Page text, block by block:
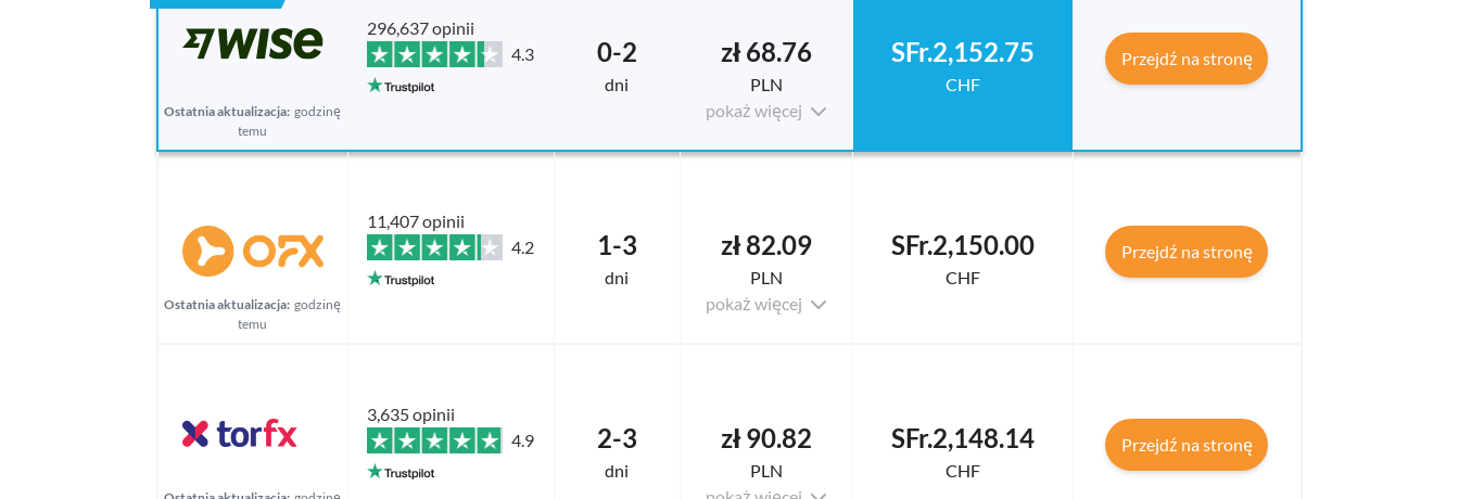
Ostatnia aktualizacja: godzinę
temu
296,637 opinii
4.3
0-2
dni
zł 68.76
PLN
pokaż więcej
SFr.2,152.75
CHF
Przejdź na stronę
Ostatnia aktualizacja: godzinę
temu
11,407 opinii
4.2
1-3
dni
zł 82.09
PLN
pokaż więcej
SFr.2,150.00
CHF
Przejdź na stronę
3,635 opinii
4.9
2-3
dni
zł 90.82
PLN
SFr.2,148.14
CHF
Przejdź na stronę